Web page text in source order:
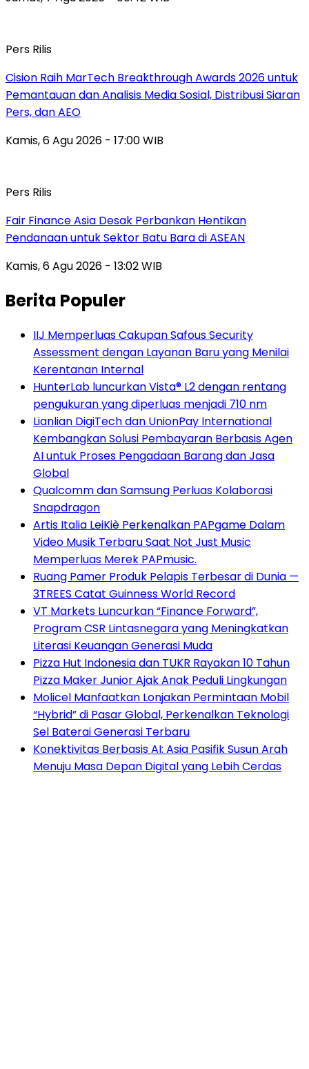
Pers Rilis
Cision Raih MarTech Breakthrough Awards 2026 untuk
Pemantauan dan Analisis Media Sosial, Distribusi Siaran
Pers, dan AEO
Kamis, 6 Agu 2026 - 17:00 WIB
Pers Rilis
Fair Finance Asia Desak Perbankan Hentikan
Pendanaan untuk Sektor Batu Bara di ASEAN
Kamis, 6 Agu 2026 - 13:02 WIB
Berita Populer
IIJ Memperluas Cakupan Safous Security
Assessment dengan Layanan Baru yang Menilai
Kerentanan Internal
HunterLab luncurkan Vista® L2 dengan rentang
pengukuran yang diperluas menjadi 710 nm
Lianlian DigiTech dan UnionPay International
Kembangkan Solusi Pembayaran Berbasis Agen
AI untuk Proses Pengadaan Barang dan Jasa
Global
Qualcomm dan Samsung Perluas Kolaborasi
Snapdragon
Artis Italia LeiKiè Perkenalkan PAPgame Dalam
Video Musik Terbaru Saat Not Just Music
Memperluas Merek PAPmusic.
Ruang Pamer Produk Pelapis Terbesar di Dunia —
3TREES Catat Guinness World Record
VT Markets Luncurkan “Finance Forward”,
Program CSR Lintasnegara yang Meningkatkan
Literasi Keuangan Generasi Muda
Pizza Hut Indonesia dan TUKR Rayakan 10 Tahun
Pizza Maker Junior Ajak Anak Peduli Lingkungan
Molicel Manfaatkan Lonjakan Permintaan Mobil
“Hybrid” di Pasar Global, Perkenalkan Teknologi
Sel Baterai Generasi Terbaru
Konektivitas Berbasis AI: Asia Pasifik Susun Arah
Menuju Masa Depan Digital yang Lebih Cerdas